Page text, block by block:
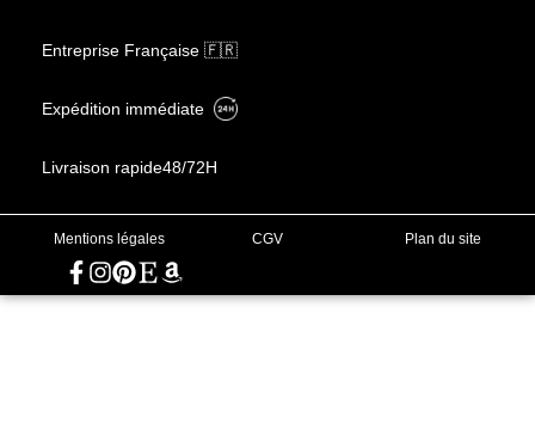
Expédition immédiate
Livraison rapide48/72H
Entreprise Française 🇫🇷
Mentions légales CGV Plan du site